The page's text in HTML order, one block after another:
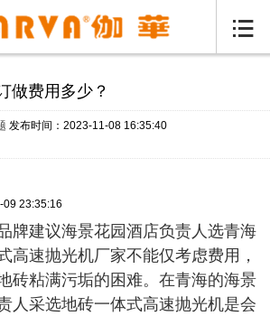

做费用多少？
发布时间：2023-11-08 16:35:40
09 23:35:16
牌建议海景花园酒店负责人选青海
高速抛光机厂家不能仅考虑费用，
砖粘满污垢的困难。在青海的海景
人采选地砖一体式高速抛光机是会